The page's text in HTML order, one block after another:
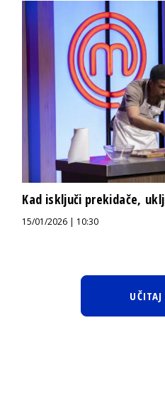
Kad isključi prekidače,
15/01/2026 | 10:30
UČITAJ